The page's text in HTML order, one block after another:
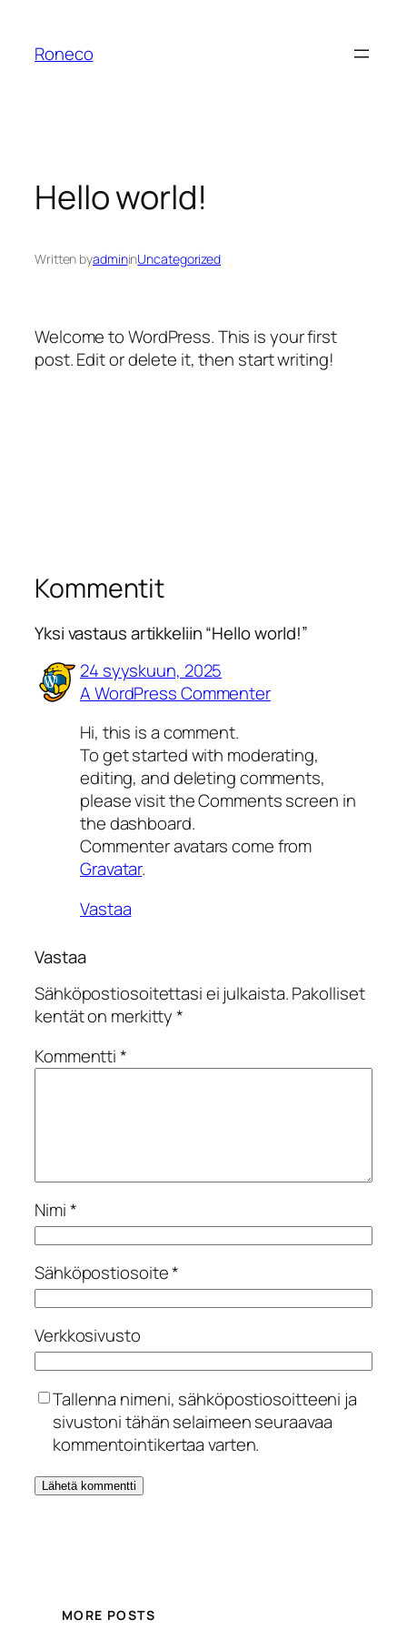
Roneco
Hello world!
Written byadmininUncategorized
Welcome to WordPress. This is your first
post. Edit or delete it, then start writing!
Kommentit
Yksi vastaus artikkeliin “Hello world!”
24 syyskuun, 2025
A WordPress Commenter
Hi, this is a comment.
To get started with moderating,
editing, and deleting comments,
please visit the Comments screen in
the dashboard.
Commenter avatars come from
Gravatar.
Vastaa
Vastaa
Sähköpostiosoitettasi ei julkaista.Pakolliset
kentät on merkitty*
Kommentti*
Nimi*
Sähköpostiosoite*
Verkkosivusto
Tallenna nimeni, sähköpostiosoitteeni ja
sivustoni tähän selaimeen seuraavaa
kommentointikertaa varten.
MORE POSTS